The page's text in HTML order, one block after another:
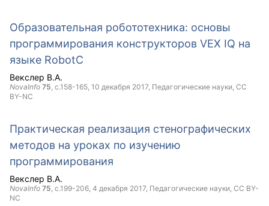
Образовательная робототехника: основы
программирования конструкторов VEX IQ на
языке RobotC
Векслер В.А.
NovaInfo 75 , с.158-165, 10 декабря 2017 , Педагогические науки, CC
BY-NC
Практическая реализация стенографических
методов на уроках по изучению
программирования
Векслер В.А.
NovaInfo 75 , с.199-206, 4 декабря 2017 , Педагогические науки, CC BY-
NC